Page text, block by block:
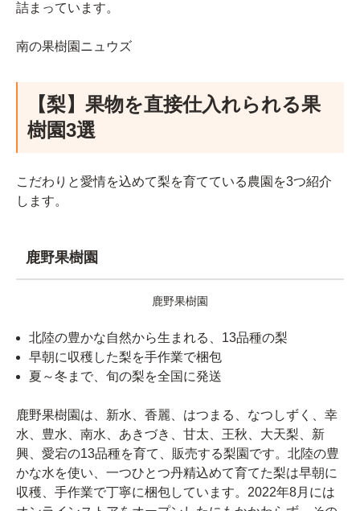
詰まっています。
南の果樹園ニュウズ
【梨】果物を直接仕入れられる果
樹園3選
こだわりと愛情を込めて梨を育てている農園を3つ紹介
します。
鹿野果樹園
鹿野果樹園
北陸の豊かな自然から生まれる、13品種の梨
早朝に収穫した梨を手作業で梱包
夏～冬まで、旬の梨を全国に発送
鹿野果樹園は、新水、香麗、はつまる、なつしずく、幸
水、豊水、南水、あきづき、甘太、王秋、大天梨、新
興、愛宕の13品種を育て、販売する梨園です。北陸の豊
かな水を使い、一つひとつ丹精込めて育てた梨は早朝に
収穫、手作業で丁寧に梱包しています。2022年8月には